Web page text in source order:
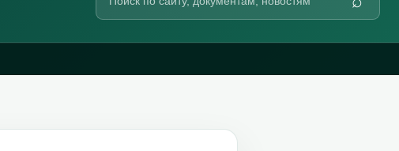
сайту